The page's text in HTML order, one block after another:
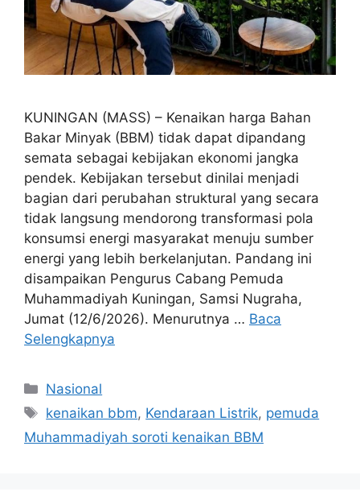
KUNINGAN (MASS) – Kenaikan harga Bahan
Bakar Minyak (BBM) tidak dapat dipandang
semata sebagai kebijakan ekonomi jangka
pendek. Kebijakan tersebut dinilai menjadi
bagian dari perubahan struktural yang secara
tidak langsung mendorong transformasi pola
konsumsi energi masyarakat menuju sumber
energi yang lebih berkelanjutan. Pandang ini
disampaikan Pengurus Cabang Pemuda
Muhammadiyah Kuningan, Samsi Nugraha,
Jumat (12/6/2026). Menurutnya … Baca
Selengkapnya
Kategori
Nasional
Tag
kenaikan bbm, Kendaraan Listrik, pemuda
Muhammadiyah soroti kenaikan BBM